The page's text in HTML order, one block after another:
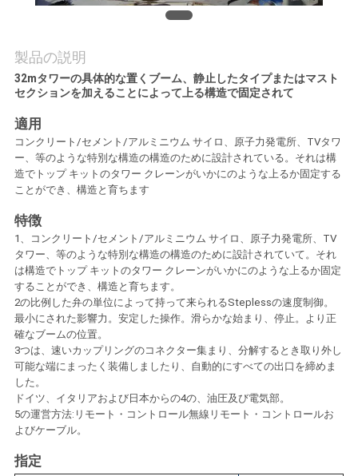
に
連
絡
し
な
い
ニ
ュ
ー
ス
引
製品の説明
32mタワーの具体的な置くブーム、静止したタイプまたはマスト
セクションを加えることによって上る構造で固定されて
適用
コンクリート/セメント/アルミニウム サイロ、原子力発電所、TVタワ
ー、等のような特別な構造の構造のために設計されている。それは構
造でトップ キットのタワー クレーンがいかにのような上るか固定する
ことができ、構造と育ちます
特徴
1、コンクリート/セメント/アルミニウム サイロ、原子力発電所、TV
タワー、等のような特別な構造の構造のために設計されていて。それ
は構造でトップ キットのタワー クレーンがいかにのような上るか固定
することができ、構造と育ちます。
2の比例した弁の単位によって持って来られるSteplessの速度制御。
最小にされた影響力。安定した操作。滑らかな始まり、停止。より正
確なブームの位置。
3つは、速いカップリングのコネクター集まり、分解するとき取り外し
可能な端にまったく装備しましたり、自動的にすべての出口を締めま
した。
ドイツ、イタリアおよび日本からの4の、油圧及び電気部。
5の運営方法:リモート・コントロール無線リモート・コントロールお
よびケーブル。
指定